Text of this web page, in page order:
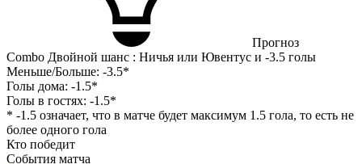
Прогноз
Combo Двойной шанс : Ничья или Ювентус и -3.5 голы
Меньше/Больше: -3.5*
Голы дома: -1.5*
Голы в гостях: -1.5*
* -1.5 означает, что в матче будет максимум 1.5 гола, то есть не
более одного гола
Кто победит
События матча